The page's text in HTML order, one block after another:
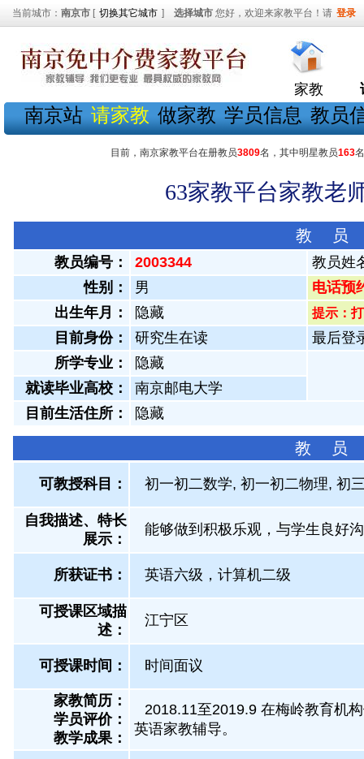
当前城市： 南京市 [ 切换其它城市 ] 选择城市 您好，欢迎来家教平台！请 登录
家教
南京站 请家教 做家教 学员信息 教员
目前，南京家教平台在册教员3809名，其中明星教员163
63家教平台家教老
教 员
教员编号： 2003344
教员姓
性别：
男
电话预
出生年月：
隐藏 提示：
目前身份： 研究生在读
最后登
所学专业：
隐藏
就读毕业高校：
南京邮电大学
目前生活住所：
隐藏
教 员
可教授科目： 初一初二数学, 初一初二物理, 初
自我描述、特长
展示 ：
能够做到积极乐观，与学生良好
所获证书 ： 英语六级，计算机二级
可授课区域描
述：
江宁区
可授课时间： 时间面议
家教简历：
学员评价：
教学成果：
2018.11至2019.9 在梅岭教育机
英语家教辅导。